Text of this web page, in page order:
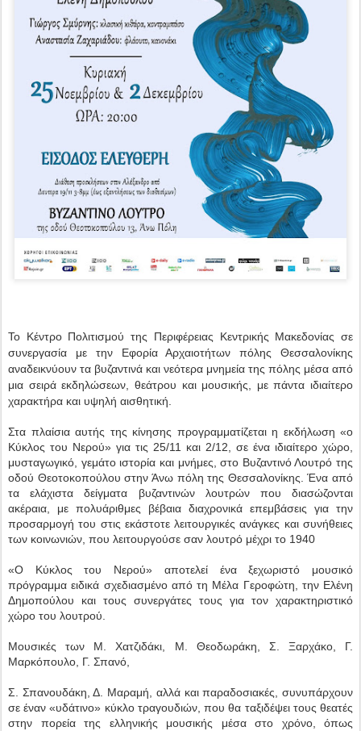
Το Κέντρο Πολιτισμού της Περιφέρειας Κεντρικής Μακεδονίας σε
συνεργασία με την Εφορία Αρχαιοτήτων πόλης Θεσσαλονίκης
αναδεικνύουν τα βυζαντινά και νεότερα μνημεία της πόλης μέσα από
μια σειρά εκδηλώσεων, θεάτρου και μουσικής, με πάντα ιδιαίτερο
χαρακτήρα και υψηλή αισθητική.
Στα πλαίσια αυτής της κίνησης προγραμματίζεται η εκδήλωση «ο
Κύκλος του Νερού» για τις 25/11 και 2/12, σε ένα ιδιαίτερο χώρο,
μυσταγωγικό, γεμάτο ιστορία και μνήμες, στο Βυζαντινό Λουτρό της
οδού Θεοτοκοπούλου στην Άνω πόλη της Θεσσαλονίκης. Ένα από
τα ελάχιστα δείγματα βυζαντινών λουτρών που διασώζονται
ακέραια, με πολυάριθμες βέβαια διαχρονικά επεμβάσεις για την
προσαρμογή του στις εκάστοτε λειτουργικές ανάγκες και συνήθειες
των κοινωνιών, που λειτουργούσε σαν λουτρό μέχρι το 1940
«Ο Κύκλος του Νερού» αποτελεί ένα ξεχωριστό μουσικό
πρόγραμμα ειδικά σχεδιασμένο από τη Μέλα Γεροφώτη, την Ελένη
Δημοπούλου και τους συνεργάτες τους για τον χαρακτηριστικό
χώρο του λουτρού.
Μουσικές των Μ. Χατζιδάκι, Μ. Θεοδωράκη, Σ. Ξαρχάκο, Γ.
Μαρκόπουλο, Γ. Σπανό,
Σ. Σπανουδάκη, Δ. Μαραμή, αλλά και παραδοσιακές, συνυπάρχουν
σε έναν «υδάτινο» κύκλο τραγουδιών, που θα ταξιδέψει τους θεατές
στην πορεία της ελληνικής μουσικής μέσα στο χρόνο, όπως